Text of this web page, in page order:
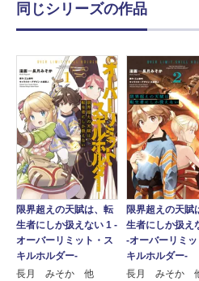
同じシリーズの作品
限界超えの天賦は、転
生者にしか扱えない 1 ‐
オーバーリミット・ス
キルホルダー‐
長月 みそか 他
限界超えの天賦
生者にしか扱え
‐オーバーリミ
キルホルダー‐
長月 みそか